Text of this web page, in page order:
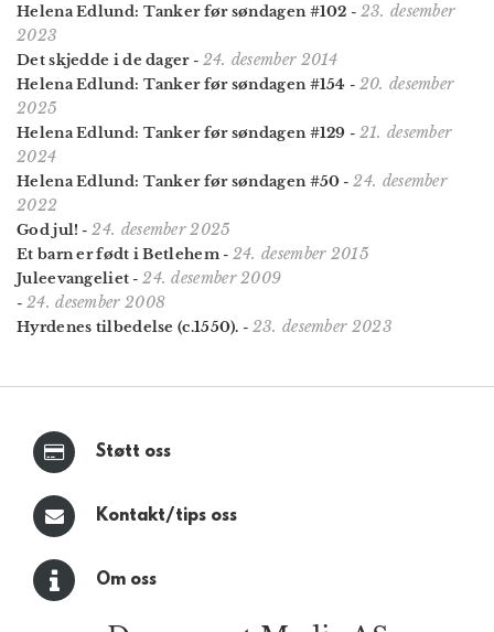
Helena Edlund: Tanker før søndagen #102 - 23. desember
2023
Det skjedde i de dager- 24. desember 2014
Helena Edlund: Tanker før søndagen #154 - 20. desember
2025
Helena Edlund: Tanker før søndagen #129 - 21. desember
2024
Helena Edlund: Tanker før søndagen #50 -24. desember
2022
God jul! -24. desember 2025
Et barn er født i Betlehem- 24. desember 2015
Juleevangeliet -24. desember 2009
- 24. desember 2008
Hyrdenes tilbedelse (c.1550). - 23. desember 2023
Støtt oss
Kontakt/tips oss
Om oss